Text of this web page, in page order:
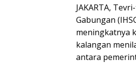
JAKARTA,
Gabungan
meningkatnya
kalangan
antara